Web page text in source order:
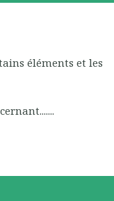
éléments et les